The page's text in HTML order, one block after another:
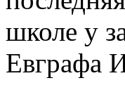
школе у
Евграфа